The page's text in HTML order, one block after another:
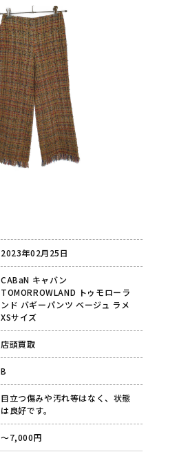
2023年02月25日
CABaN キャバン
TOMORROWLAND トゥモローラ
ンド バギーパンツ ベージュ ラメ
XSサイズ
店頭買取
B
目立つ傷みや汚れ等はなく、状態
は良好です。
～7,000円